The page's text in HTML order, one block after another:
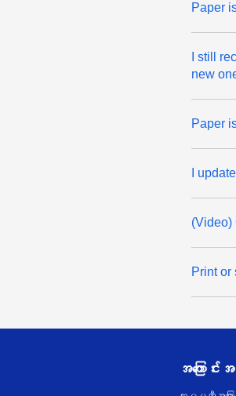
Paper
I still
new
Paper
I
(Video)
Print
အကြောင်း